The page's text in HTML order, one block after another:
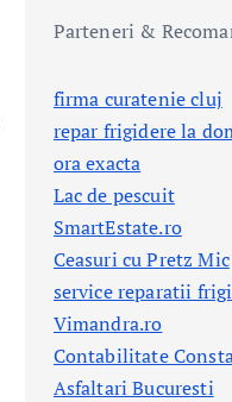
Parteneri &
firma curatenie cluj
repar frigidere la
ora exacta
Lac de pescuit
SmartEstate.ro
Ceasuri cu Pretz Mic
service reparatii
Vimandra.ro
Contabilitate
Asfaltari Bucuresti